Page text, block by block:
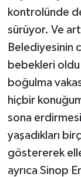
kontrolünde
sürüyor. Ve
Belediyesinin
bebekleri
boğulma
hiçbir
sona
yaşadıkları
göstererek
ayrıca Sinop